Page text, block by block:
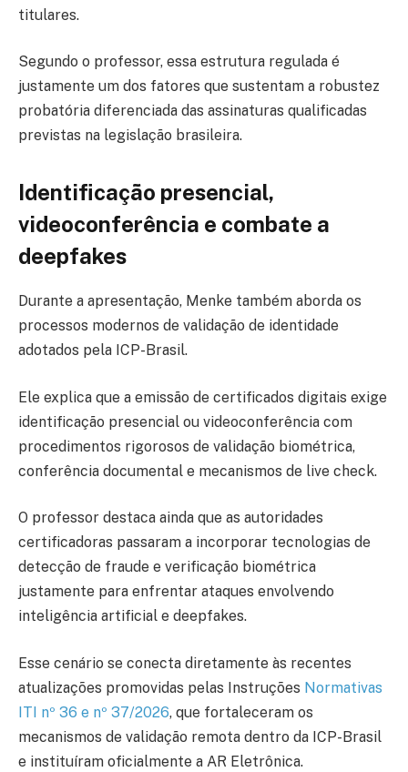
titulares.
Segundo o professor, essa estrutura regulada é
justamente um dos fatores que sustentam a robustez
probatória diferenciada das assinaturas qualificadas
previstas na legislação brasileira.
Identificação presencial,
videoconferência e combate a
deepfakes
Durante a apresentação, Menke também aborda os
processos modernos de validação de identidade
adotados pela ICP-Brasil.
Ele explica que a emissão de certificados digitais exige
identificação presencial ou videoconferência com
procedimentos rigorosos de validação biométrica,
conferência documental e mecanismos de live check.
O professor destaca ainda que as autoridades
certificadoras passaram a incorporar tecnologias de
detecção de fraude e verificação biométrica
justamente para enfrentar ataques envolvendo
inteligência artificial e deepfakes.
Esse cenário se conecta diretamente às recentes
atualizações promovidas pelas Instruções Normativas
ITI nº 36 e nº 37/2026, que fortaleceram os
mecanismos de validação remota dentro da ICP-Brasil
e instituíram oficialmente a AR Eletrônica.